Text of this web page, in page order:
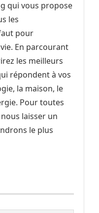
qui vous propose
les
pour
En parcourant
les meilleurs
répondent à vos
la maison, le
Pour toutes
laisser un
le plus